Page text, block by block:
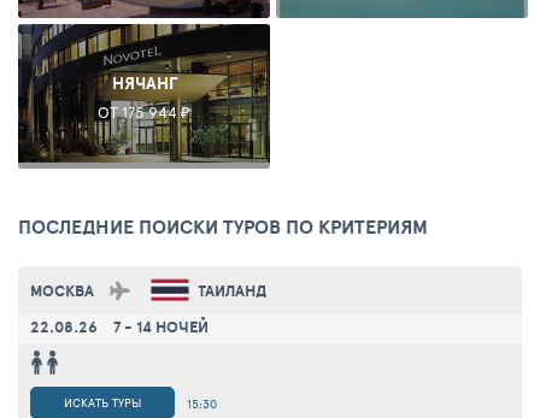
НЯЧАНГ
ОТ 175 944 ₽
ПОСЛЕДНИЕ ПОИСКИ ТУРОВ ПО КРИТЕРИЯМ
МОСКВА
ТАИЛАНД
22.08.26
7 - 14 НОЧЕЙ
15:30
ИСКАТЬ ТУРЫ